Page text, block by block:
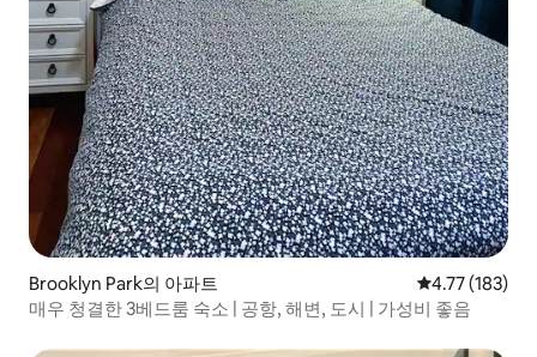
Brooklyn Park의 아파트 평점 4.77점(5
4.77 (183)
매우 청결한 3베드룸 숙소 | 공항, 해변, 도시 | 가성비 좋음